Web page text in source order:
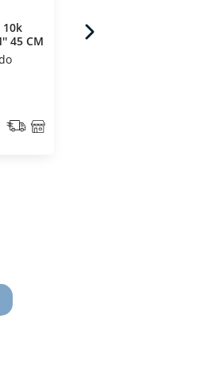
45 CM
Gargantilla Oro 10k 909
FLOR GUADALUPE 40